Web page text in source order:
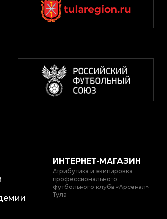
ИНТЕРНЕТ‑МАГАЗИН
Атрибутика и экипировка
профессионального
футбольного клуба «Арсенал»
Тула